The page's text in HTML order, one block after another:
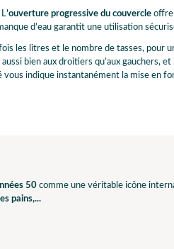
’ouverture progressive du couvercle offre
d’eau garantit une utilisation
les litres et le nombre de tasses, pour
bien aux droitiers qu’aux gauchers, et
indique instantanément la mise en
50 comme une véritable icône
pains,...